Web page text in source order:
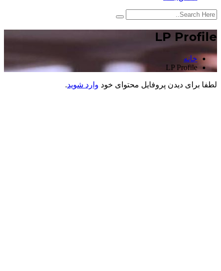
LP Profile
خانه
LP Profile
لطفا برای دیدن پروفایل محتوای خود وارد شوید.